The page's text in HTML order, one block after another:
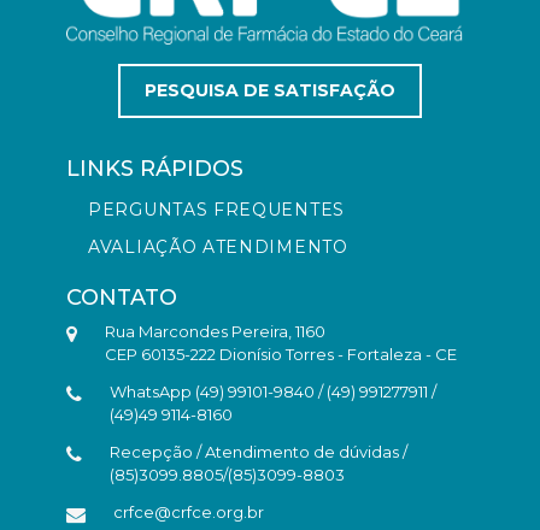
PESQUISA DE SATISFAÇÃO
LINKS RÁPIDOS
PERGUNTAS FREQUENTES
AVALIAÇÃO ATENDIMENTO
CONTATO
Rua Marcondes Pereira, 1160
CEP 60135-222 Dionísio Torres - Fortaleza - CE
WhatsApp (49) 99101-9840 / (49) 991277911 /
(49)49 9114-8160
Recepção / Atendimento de dúvidas /
(85)3099.8805/(85)3099-8803
crfce@crfce.org.br